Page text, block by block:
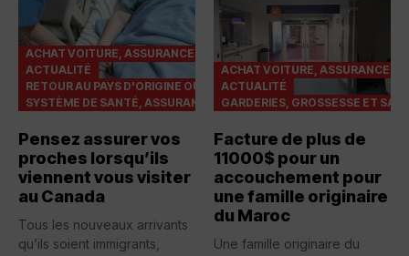
ACHAT VOITURE, ASSURANCES...
ACTUALITÉ
RETOUR AU PAYS D'ORIGINE OU VISITE FAMILIALE
SYSTÈME DE SANTÉ, ASSURANCES
Pensez assurer vos
proches lorsqu’ils
viennent vous visiter
au Canada
Tous les nouveaux arrivants
qu’ils soient immigrants,
ACHAT VOITURE, ASSURANCES...
ACTUALITÉ
GARDERIES, GROSSESSE ET
Facture de plus de
11000$ pour un
accouchement pour
une famille originaire
du Maroc
Une famille originaire du